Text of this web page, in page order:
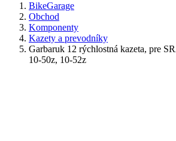
BikeGarage
Obchod
Komponenty
Kazety a prevodníky
Garbaruk 12 rýchlostná kazeta, pre
10-50z, 10-52z